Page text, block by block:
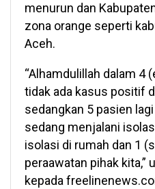
menurun dan
zona orange seperti
Aceh.
“Alhamdulillah dalam 4
tidak ada kasus positif
sedangkan 5 pasien
sedang menjalani
isolasi di rumah dan 1
peraawatan pihak kita,”
kepada